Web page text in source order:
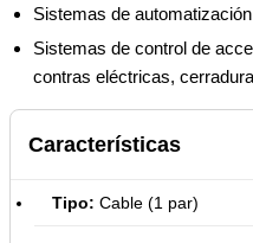
Sistemas de automatización
Sistemas de control de
contras eléctricas,
Características
Tipo: Cable (1 par)